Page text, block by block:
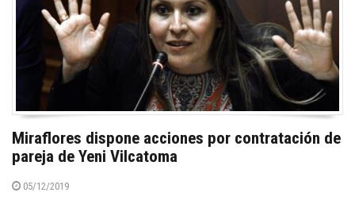
Miraflores dispone acciones por contratación de
pareja de Yeni Vilcatoma
05/12/2019